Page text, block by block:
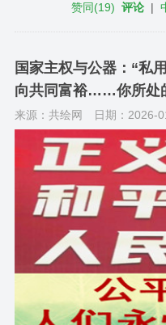
赞同(19) 评论 |
国家主权与公器：“私
向共同富裕……你所处
来源：共绘网 日期：2026-